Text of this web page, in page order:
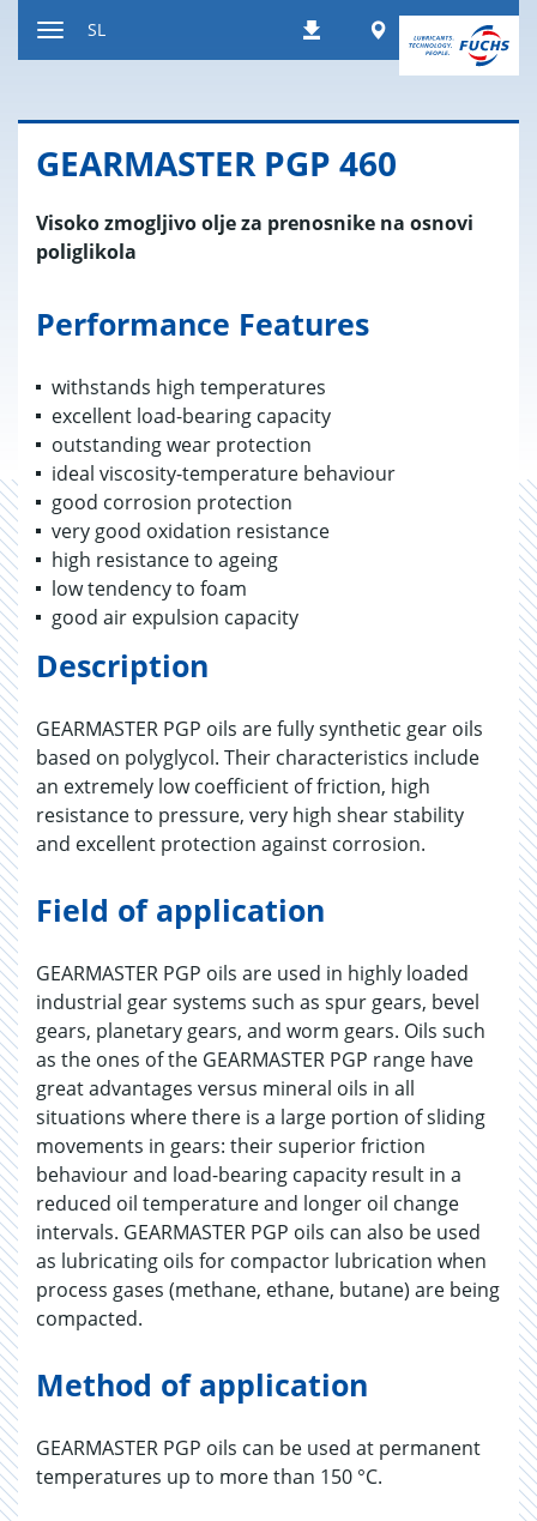
Prenosi Worldwide
SL
GE­AR­MA­STER PGP 460
Visoko zmogljivo olje za prenosnike na osnovi
poliglikola
Performance Features
withstands high temperatures
excellent load-bearing capacity
outstanding wear protection
ideal viscosity-temperature behaviour
good corrosion protection
very good oxidation resistance
high resistance to ageing
low tendency to foam
good air expulsion capacity
Description
GEARMASTER PGP oils are fully synthetic gear oils
based on polyglycol. Their characteristics include
an extremely low coefficient of friction, high
resistance to pressure, very high shear stability
and excellent protection against corrosion.
Field of application
GEARMASTER PGP oils are used in highly loaded
industrial gear systems such as spur gears, bevel
gears, planetary gears, and worm gears. Oils such
as the ones of the GEARMASTER PGP range have
great advantages versus mineral oils in all
situations where there is a large portion of sliding
movements in gears: their superior friction
behaviour and load-bearing capacity result in a
reduced oil temperature and longer oil change
intervals. GEARMASTER PGP oils can also be used
as lubricating oils for compactor lubrication when
process gases (methane, ethane, butane) are being
compacted.
Method of application
GEARMASTER PGP oils can be used at permanent
temperatures up to more than 150 °C.